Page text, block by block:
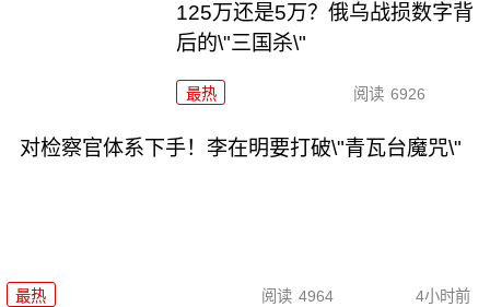
125万还是5万？俄乌战损数字背
后的\"三国杀\"
最热 阅读 6926
对检察官体系下手！李在明要打破\"青瓦台魔咒\"
最热 阅读 4964 4小时前